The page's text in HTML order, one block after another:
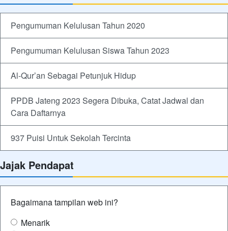
Pengumuman Kelulusan Tahun 2020
Pengumuman Kelulusan Siswa Tahun 2023
Al-Qur’an Sebagai Petunjuk Hidup
PPDB Jateng 2023 Segera Dibuka, Catat Jadwal dan
Cara Daftarnya
937 Puisi Untuk Sekolah Tercinta
Jajak Pendapat
Bagaimana tampilan web ini?
Menarik